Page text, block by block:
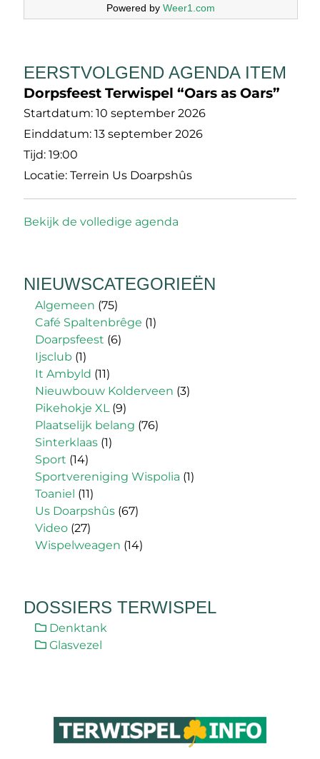
Powered by Weer1.com
EERSTVOLGEND AGENDA ITEM
Dorpsfeest Terwispel “Oars as Oars”
Startdatum: 10 september 2026
Einddatum: 13 september 2026
Tijd: 19:00
Locatie: Terrein Us Doarpshûs
Bekijk de volledige agenda
NIEUWSCATEGORIEËN
Algemeen (75)
Café Spaltenbrêge (1)
Doarpsfeest (6)
Ijsclub (1)
It Ambyld (11)
Nieuwbouw Kolderveen (3)
Pikehokje XL(9)
Plaatselijk belang (76)
Sinterklaas (1)
Sport (14)
Sportvereniging Wispolia (1)
Toaniel (11)
Us Doarpshûs (67)
Video (27)
Wispelweagen (14)
DOSSIERS TERWISPEL
Denktank
Glasvezel